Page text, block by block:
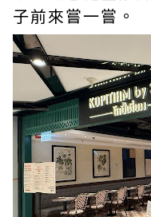
子前來嘗一嘗。